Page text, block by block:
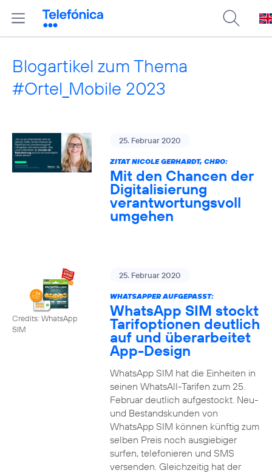
Blogartikel zum Thema
#Ortel_Mobile 2023
25. Februar 2020
ZITAT NICOLE GERHARDT, CHRO:
Mit den Chancen der
Digitalisierung
verantwortungsvoll
umgehen
Credits: WhatsApp
SIM
25. Februar 2020
WHATSAPPER AUFGEPASST:
WhatsApp SIM stockt
Tarifoptionen deutlich
auf und überarbeitet
App-Design
WhatsApp SIM hat die Einheiten in
seinen WhatsAll-Tarifen zum 25.
Februar deutlich aufgestockt. Neu-
und Bestandskunden von
WhatsApp SIM können künftig zum
selben Preis noch ausgiebiger
surfen, telefonieren und SMS
versenden. Gleichzeitig hat der